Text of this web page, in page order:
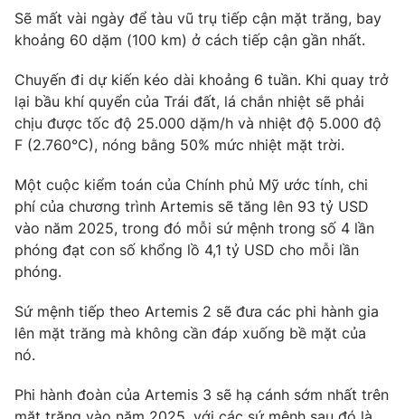
Ðiện thoại Thời báo VTV:024.66 897 897
Email:toasoan@vtv.vn
Liên hệ quảng cáo:024-7300.7108
® Cấm sao chép dưới mọi hình thức nếu không có sự chấp
thuận bằng văn bản. Ghi rõ nguồn VTV.vn khi phát hành lại
thông tin từ website này.
Sẽ mất vài ngày để tàu vũ trụ tiếp cận mặt trăng, bay
khoảng 60 dặm (100 km) ở cách tiếp cận gần nhất.
Chuyến đi dự kiến ​​kéo dài khoảng 6 tuần. Khi quay trở
lại bầu khí quyển của Trái đất, lá chắn nhiệt sẽ phải
chịu được tốc độ 25.000 dặm/h và nhiệt độ 5.000 độ
F (2.760°C), nóng bằng 50% mức nhiệt mặt trời.
Một cuộc kiểm toán của Chính phủ Mỹ ước tính, chi
phí của chương trình Artemis sẽ tăng lên 93 tỷ USD
vào năm 2025, trong đó mỗi sứ mệnh trong số 4 lần
phóng đạt con số khổng lồ 4,1 tỷ USD cho mỗi lần
phóng.
Sứ mệnh tiếp theo Artemis 2 sẽ đưa các phi hành gia
lên mặt trăng mà không cần đáp xuống bề mặt của
nó.
Phi hành đoàn của Artemis 3 sẽ hạ cánh sớm nhất trên